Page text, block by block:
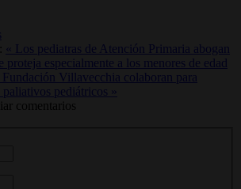
« Los pediatras de Atención Primaria abogan
proteja especialmente a los menores de edad
Fundación Villavecchia colaboran para
paliativos pediátricos »
comentarios